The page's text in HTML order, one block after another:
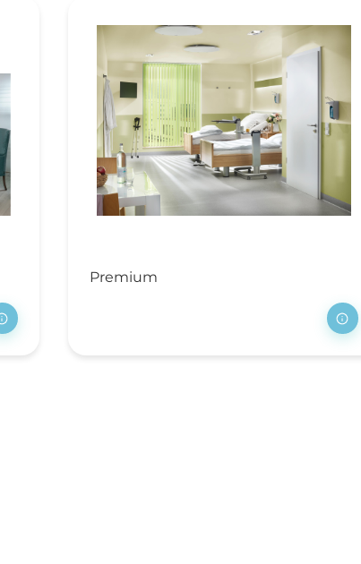
Sluitsystemen
Medicatie trolleys
Verblijfsinrichting
Verpleegbedden
Matrassen
Psychiatrie
Verpleeghuis en
hospice
Ziekenhuis
Premium